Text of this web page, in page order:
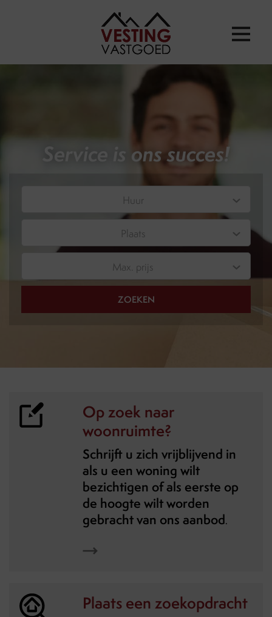
Service is ons succes!
Huur
Plaats
Max. prijs
ZOEKEN
Op zoek naar
woonruimte?
Schrijft u zich vrijblijvend in
als u een woning wilt
bezichtigen of als eerste op
de hoogte wilt worden
gebracht van ons aanbod.
Plaats een zoekopdracht